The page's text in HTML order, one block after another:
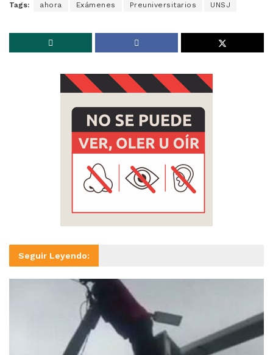
Tags: ahora Exámenes Preuniversitarios UNSJ
Seguir Leyendo: